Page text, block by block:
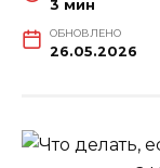
3 мин
ОБНОВЛЕНО
26.05.2026